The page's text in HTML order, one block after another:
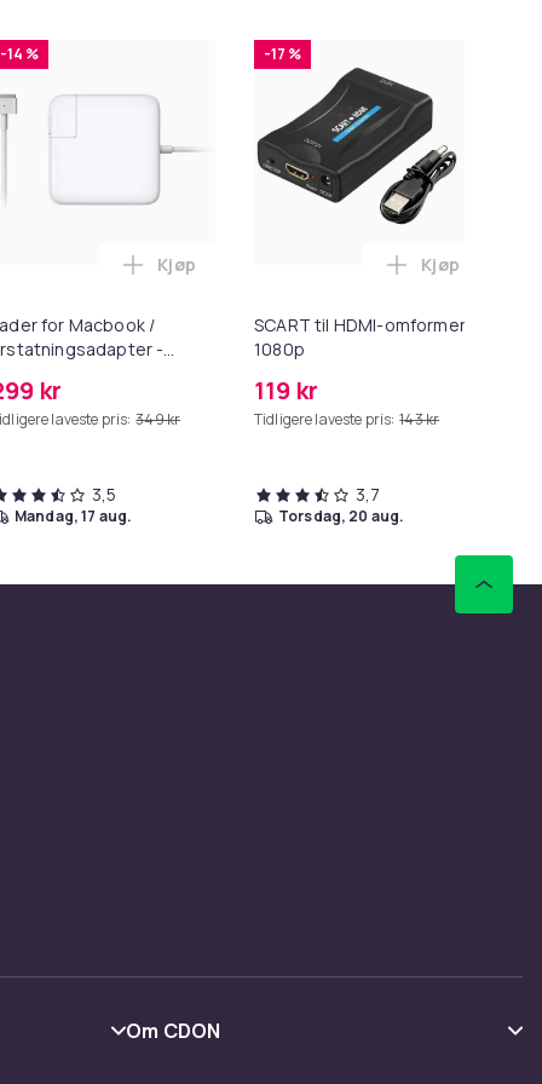
Oil i handlekurven
S6 Pure/S6 MAXV/S50/S51/S55/S5/S60/S65/S6 i
27,5g - Dark Brown - Mørkebrun i handlekurven
-14 %
for Macbook /
-
kr
laveste pris: 349 kr
Legg Lader for Macbook /
Kjøp
3,5
mandag, 17 aug.
-17 %
SCART til HDMI-omformer
1080p
119 kr
Tidligere laveste pris: 143 kr
Legg SCART
Kjøp
3,7
torsdag, 20 aug.
Om CDON